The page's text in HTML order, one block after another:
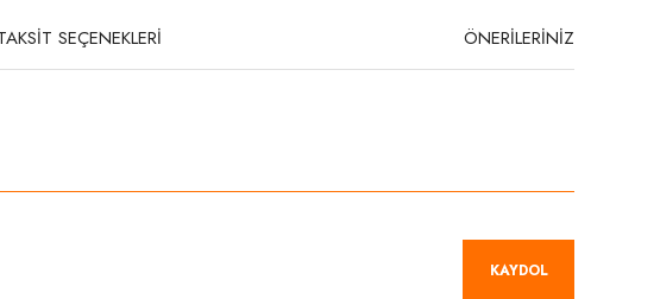
SEÇENEKLERİ ÖNERİLERİNİZ
KAYDOL